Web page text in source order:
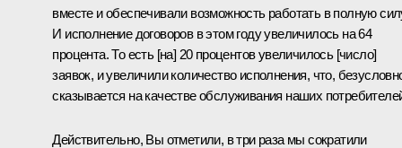
вместе и обеспечивали возможность работать в полную
И исполнение договоров в этом году увеличилось на 64
процента. То есть [на] 20 процентов увеличилось [число]
заявок, и увеличили количество исполнения, что,
сказывается на качестве обслуживания наших
Действительно, Вы отметили, в три раза мы сократили